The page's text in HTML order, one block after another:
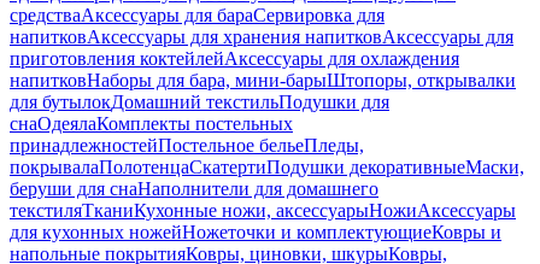
средстваАксессуары для бараСервировка для
напитковАксессуары для хранения напитковАксессуары для
приготовления коктейлейАксессуары для охлаждения
напитковНаборы для бара, мини-барыШтопоры, открывалки
для бутылокДомашний текстильПодушки для
снаОдеялаКомплекты постельных
принадлежностейПостельное бельеПледы,
покрывалаПолотенцаСкатертиПодушки декоративныеМаски,
беруши для снаНаполнители для домашнего
текстиляТканиКухонные ножи, аксессуарыНожиАксессуары
для кухонных ножейНожеточки и комплектующиеКовры и
напольные покрытияКовры, циновки, шкурыКовры,